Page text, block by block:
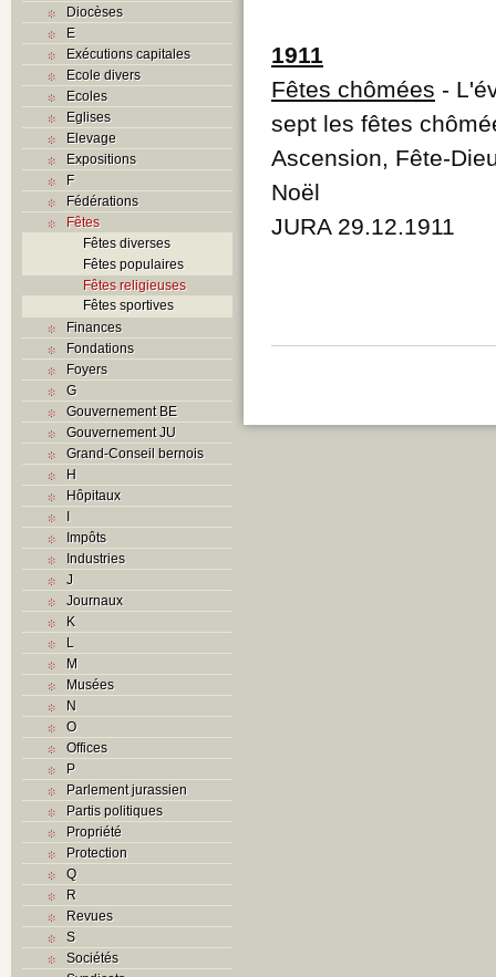
Diocèses
E
Exécutions capitales
Ecole divers
Ecoles
Eglises
Elevage
Expositions
F
Fédérations
Fêtes
Fêtes diverses
Fêtes populaires
Fêtes religieuses
Fêtes sportives
Finances
Fondations
Foyers
G
Gouvernement BE
Gouvernement JU
Grand-Conseil bernois
H
Hôpitaux
I
Impôts
Industries
J
Journaux
K
L
M
Musées
N
O
Offices
P
Parlement jurassien
Partis politiques
Propriété
Protection
Q
R
Revues
S
Sociétés
1911
Fêtes chômées -
sept les fêtes
Ascension, Fête-
Noël
JURA 29.12.1911